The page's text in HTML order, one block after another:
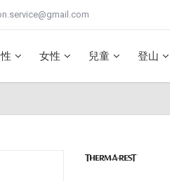
女性 兒童 登山